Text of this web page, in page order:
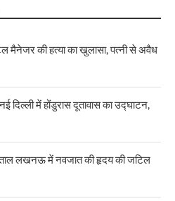
मैनेजर की हत्या का खुलासा, पत्नी से अवैध
नई दिल्ली में होंडुरास दूतावास का उद्घाटन,
लखनऊ में नवजात की हृदय की जटिल